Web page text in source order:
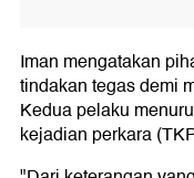
Iman mengatakan
tindakan tegas demi
Kedua pelaku
kejadian perkara